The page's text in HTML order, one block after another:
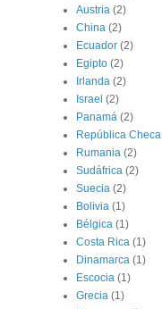
Austria (2)
China (2)
Ecuador (2)
Egipto (2)
Irlanda (2)
Israel (2)
Panamá (2)
República Checa
Rumania (2)
Sudáfrica (2)
Suecia (2)
Bolivia (1)
Bélgica (1)
Costa Rica (1)
Dinamarca (1)
Escocia (1)
Grecia (1)